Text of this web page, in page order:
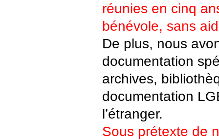
réunies en cinq
bénévole, sans
De plus, nous
documentation
archives,
documentation
l’étranger.
Sous prétexte de